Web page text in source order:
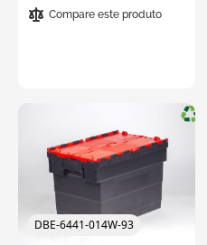
Compare este produto
DBE-6441-014W-93